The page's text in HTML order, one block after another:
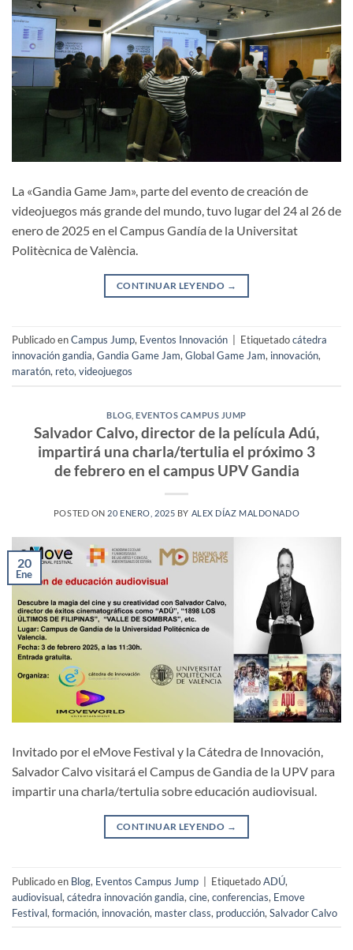
La «Gandia Game Jam», parte del evento de creación de
videojuegos más grande del mundo, tuvo lugar del 24 al 26 de
enero de 2025 en el Campus Gandía de la Universitat
Politècnica de València.
CONTINUAR LEYENDO →
Publicado enCampus Jump, Eventos Innovación Etiquetadocátedra
innovación gandia, Gandia Game Jam, Global Game Jam, innovación,
maratón, reto, videojuegos
BLOG ,EVENTOS CAMPUS JUMP
Salvador Calvo, director de la película Adú,
impartirá una charla/tertulia el próximo 3
de febrero en el campus UPV Gandia
POSTED ON 20 ENERO, 2025 BY ALEX DÍAZ MALDONADO
20
Ene
Invitado por el eMove Festival y la Cátedra de Innovación,
Salvador Calvo visitará el Campus de Gandia de la UPV para
impartir una charla/tertulia sobre educación audiovisual.
CONTINUAR LEYENDO →
Publicado en Blog, Eventos Campus Jump EtiquetadoADÚ,
audiovisual, cátedra innovación gandia, cine, conferencias, Emove
Festival, formación, innovación, master class, producción, Salvador Calvo